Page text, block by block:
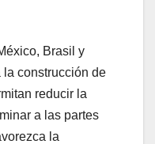
Brasil y
construcción de
reducir la
a las partes
la